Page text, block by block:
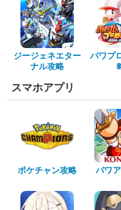
ジージェネエター
ナル攻略
パワプ
スマホアプリ
ポケチャン攻略 パワ